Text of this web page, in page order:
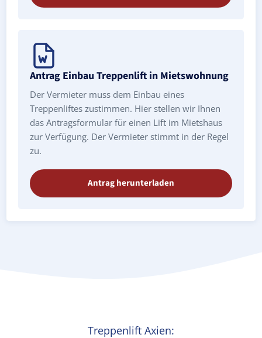
Antrag Einbau Treppenlift in Mietswohnung
Der Vermieter muss dem Einbau eines
Treppenliftes zustimmen. Hier stellen wir Ihnen
das Antragsformular für einen Lift im Mietshaus
zur Verfügung. Der Vermieter stimmt in der Regel
zu.
Antrag herunterladen
Treppenlift Axien: